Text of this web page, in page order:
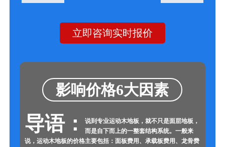
立即咨询实时报价
影响价格6大因素
导语：
说到专业运动木地板，就不只是面层地板，
而是自下而上的一整套结构系统。一般来
说，运动木地板的价格主要包括：面板费用、承载板费用、龙骨费